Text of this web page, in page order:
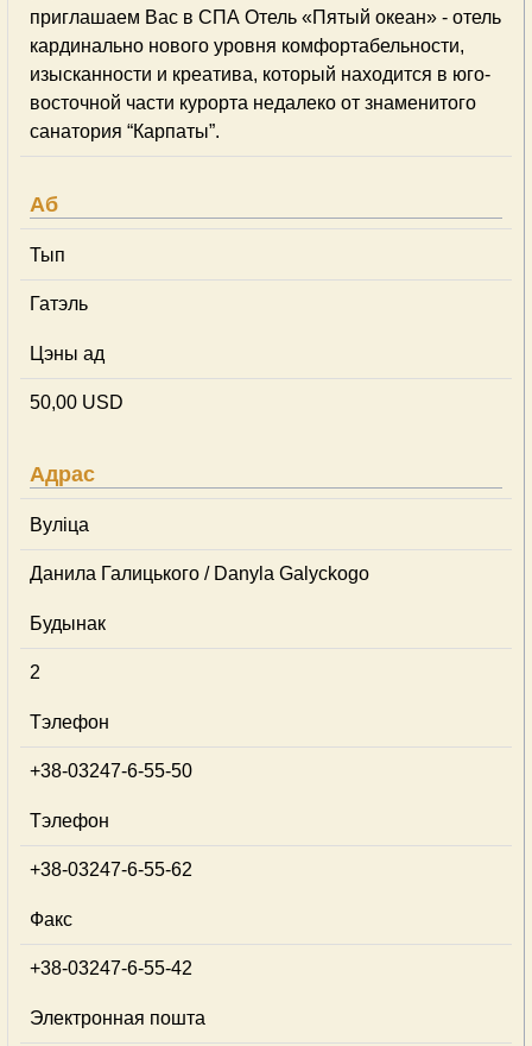
приглашаем Вас в СПА Отель «Пятый океан» - отель
кардинально нового уровня комфортабельности,
изысканности и креатива, который находится в юго-
восточной части курорта недалеко от знаменитого
санатория “Карпаты”.
Аб
Тып
Гатэль
Цэны ад
50,00 USD
Адрас
Вуліца
Данила Галицького / Danyla Galyckogo
Будынак
2
Тэлефон
+38-03247-6-55-50
Тэлефон
+38-03247-6-55-62
Факс
+38-03247-6-55-42
Электронная пошта